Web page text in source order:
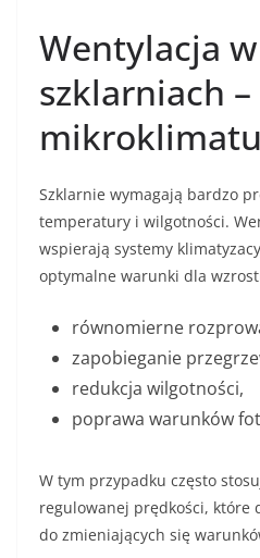
Wentylacja w
szklarniach
mikroklimatu
Szklarnie wymagają bardzo
temperatury i wilgotności.
wspierają systemy
optymalne warunki dla
równomierne
zapobieganie
redukcja wilgotności,
poprawa warunków
W tym przypadku często
regulowanej prędkości, które
do zmieniających się